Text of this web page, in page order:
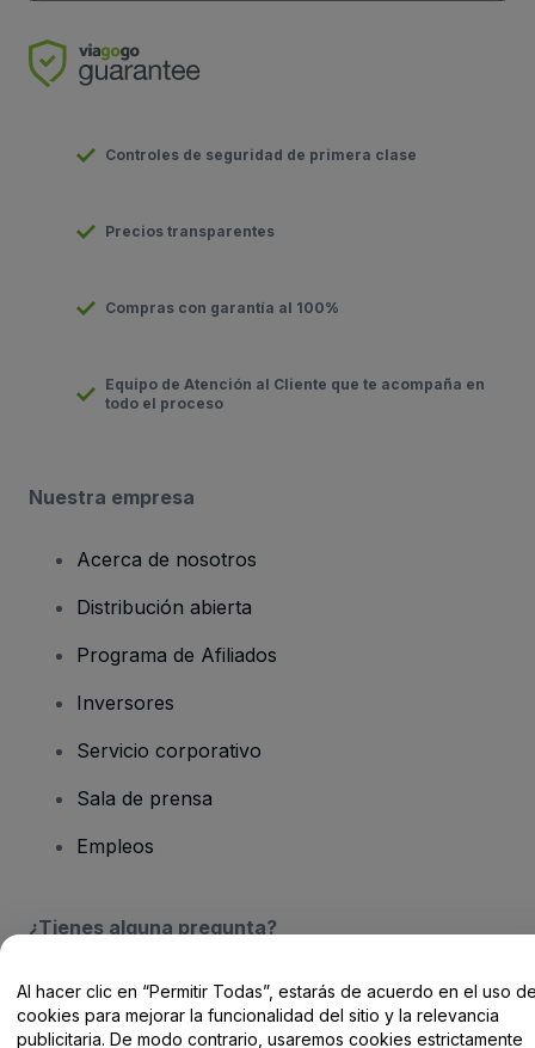
Controles de seguridad de primera clase
Precios transparentes
Compras con garantía al 100%
Equipo de Atención al Cliente que te acompaña en
todo el proceso
Nuestra empresa
Acerca de nosotros
Distribución abierta
Programa de Afiliados
Inversores
Servicio corporativo
Sala de prensa
Empleos
¿Tienes alguna pregunta?
Centro de Ayuda / Contacto
Al hacer clic en “Permitir Todas”, estarás de acuerdo en el uso
cookies para mejorar la funcionalidad del sitio y la relevancia
publicitaria. De modo contrario, usaremos cookies estrictamente